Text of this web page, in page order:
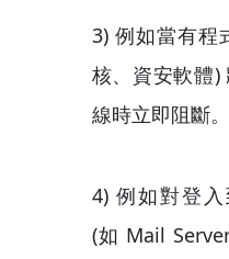
3) 例如當有程
核、資安軟體)
線時立即阻斷。
4) 例如對登
(如 Mail